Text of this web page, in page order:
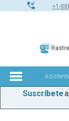
+1-
Asistente
Suscríbete